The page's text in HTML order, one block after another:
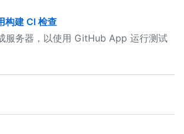
构建 CI 检查
服务器，以使用 GitHub App 运行测试